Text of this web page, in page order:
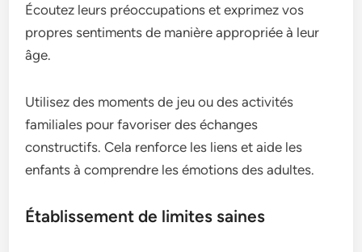
Écoutez leurs préoccupations et exprimez vos
propres sentiments de manière appropriée à leur
âge.
Utilisez des moments de jeu ou des activités
familiales pour favoriser des échanges
constructifs. Cela renforce les liens et aide les
enfants à comprendre les émotions des adultes.
Établissement de limites saines